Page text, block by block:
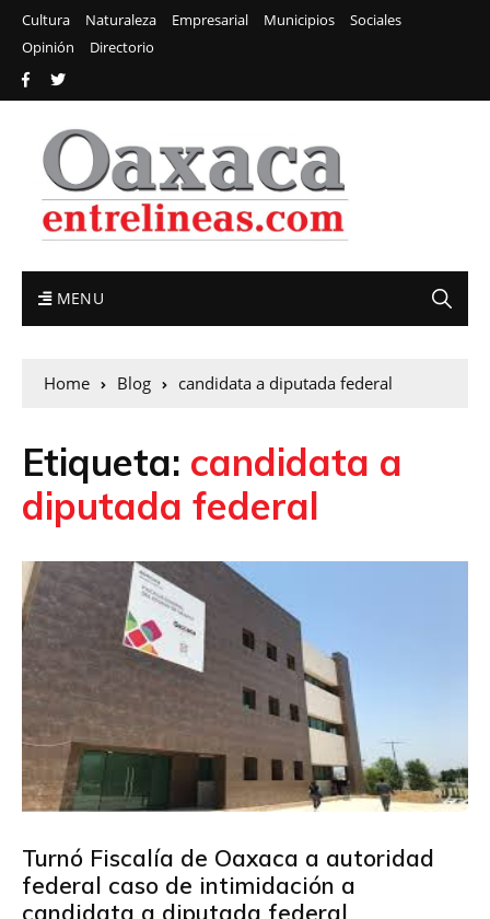
Cultura Naturaleza Empresarial Municipios
Sociales
Opinión
Directorio
MENU
Home Blog candidata a diputada federal
Etiqueta: candidata a
diputada federal
Turnó Fiscalía de Oaxaca a autoridad
federal caso de intimidación a
candidata a diputada federal